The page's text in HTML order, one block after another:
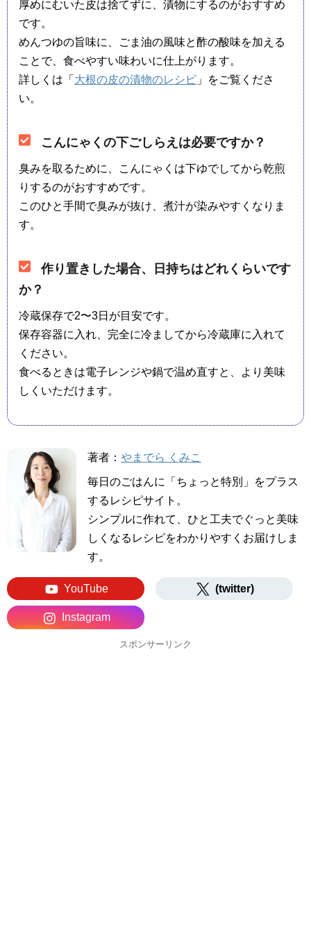
厚めにむいた皮は捨てずに、漬物にするのがおすすめ
です。
めんつゆの旨味に、ごま油の風味と酢の酸味を加える
ことで、食べやすい味わいに仕上がります。
詳しくは「 大根の皮の漬物のレシピ 」をご覧くださ
い。
こんにゃくの下ごしらえは必要ですか？
臭みを取るために、こんにゃくは下ゆでしてから乾煎
りするのがおすすめです。
このひと手間で臭みが抜け、煮汁が染みやすくなりま
す。
作り置きした場合、日持ちはどれくらいです
か？
冷蔵保存で2〜3日が目安です。
保存容器に入れ、完全に冷ましてから冷蔵庫に入れて
ください。
食べるときは電子レンジや鍋で温め直すと、より美味
しくいただけます。
著者： やまでら くみこ
毎日のごはんに「ちょっと特別」をプラス
するレシピサイト。
シンプルに作れて、ひと工夫でぐっと美味
しくなるレシピをわかりやすくお届けしま
す。
YouTube (twitter)
Instagram
スポンサーリンク